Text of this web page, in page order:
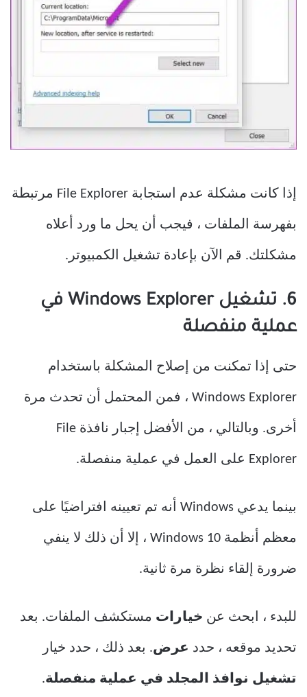
إذا كانت مشكلة عدم استجابة File Explorer مرتبطة
بفهرسة الملفات ، فيجب أن يحل ما ورد أعلاه
مشكلتك. قم الآن بإعادة تشغيل الكمبيوتر.
6. تشغيل Windows Explorer في
عملية منفصلة
حتى إذا تمكنت من إصلاح المشكلة باستخدام
Windows Explorer ، فمن المحتمل أن تحدث مرة
أخرى. وبالتالي ، من الأفضل إجبار نافذة File
Explorer على العمل في عملية منفصلة.
بينما يدعي Windows أنه تم تعيينه افتراضيًا على
معظم أنظمة Windows 10 ، إلا أن ذلك لا ينفي
ضرورة إلقاء نظرة مرة ثانية.
للبدء ، ابحث عن خيارات مستكشف الملفات. بعد
تحديد موقعه ، حدد عرض. بعد ذلك ، حدد خيار
تشغيل نوافذ المجلد في عملية منفصلة.